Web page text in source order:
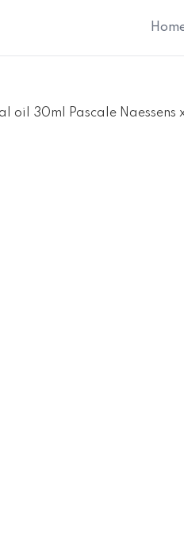
oil 30ml Pascale Naessens